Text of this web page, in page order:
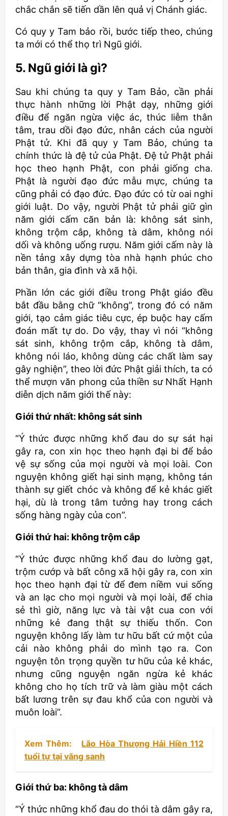
chắc chắn sẽ tiến dần lên quả vị Chánh giác.
Có quy y Tam bảo rồi, bước tiếp theo, chúng
ta mới có thể thọ trì Ngũ giới.
5. Ngũ giới là gì?
Sau khi chúng ta quy y Tam Bảo, cần phải
thực hành những lời Phật dạy, những giới
điều để ngăn ngừa việc ác, thúc liễm thân
tâm, trau dồi đạo đức, nhân cách của người
Phật tử. Khi đã quy y Tam Bảo, chúng ta
chính thức là đệ tử của Phật. Đệ tử Phật phải
học theo hạnh Phật, con phải giống cha.
Phật là người đạo đức mẫu mực, chúng ta
cũng phải có đạo đức. Đạo đức có từ oai nghi
giới luật. Do vậy, người Phật tử phải giữ gìn
năm giới cấm căn bản là: không sát sinh,
không trộm cắp, không tà dâm, không nói
dối và không uống rượu. Năm giới cấm này là
nền tảng xây dựng tòa nhà hạnh phúc cho
bản thân, gia đình và xã hội.
Phần lớn các giới điều trong Phật giáo đều
bắt đầu bằng chữ “không”, trong đó có năm
giới, tạo cảm giác tiêu cực, ép buộc hay cấm
đoán mất tự do. Do vậy, thay vì nói “không
sát sinh, không trộm cắp, không tà dâm,
không nói láo, không dùng các chất làm say
gây nghiện”, theo lời đức Phật giải thích, ta có
thể mượn văn phong của thiền sư Nhất Hạnh
diễn dịch năm giới thế này:
Giới thứ nhất: không sát sinh
“Ý thức được những khổ đau do sự sát hại
gây ra, con xin học theo hạnh đại bi để bảo
vệ sự sống của mọi người và mọi loài. Con
nguyện không giết hại sinh mạng, không tán
thành sự giết chóc và không để kẻ khác giết
hại, dù là trong tâm tưởng hay trong cách
sống hàng ngày của con”.
Giới thứ hai: không trộm cắp
“Ý thức được những khổ đau do lường gạt,
trộm cướp và bất công xã hội gây ra, con xin
học theo hạnh đại từ để đem niềm vui sống
và an lạc cho mọi người và mọi loài, để chia
sẻ thì giờ, năng lực và tài vật cua con với
những kẻ đang thật sự thiếu thốn. Con
nguyện không lấy làm tư hữu bất cứ một của
cải nào không phải do mình tạo ra. Con
nguyện tôn trọng quyền tư hữu của kẻ khác,
nhưng cũng nguyện ngăn ngừa kẻ khác
không cho họ tích trữ và làm giàu một cách
bất lương trên sự đau khổ của con người và
muôn loài”.
Xem Thêm:
Lão Hòa Thượng Hải Hiền 112
tuổi tự tại vãng sanh
Giới thứ ba: không tà dâm
“Ý thức những khổ đau do thói tà dâm gây ra,